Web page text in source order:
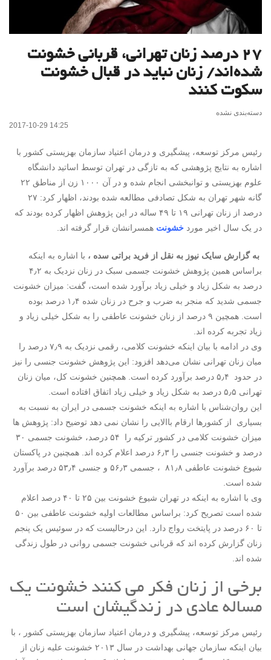
۲۷ درصد زنان تهرانی، قربانی خشونت
شده‌اند/ زنان نباید در قبال خشونت
سکوت کنند
دسته‌بندی نشده
2017-10-29 14:25
رئیس مرکز توسعه، پیشگیری و درمان اعتیاد سازمان بهزیستی کشور با
اشاره به نتایج پژوهشی که به تازگی در تهران توسط اساتید دانشگاه
علوم بهزیستی و توانبخشی انجام شده و در آن ۱۰۰۰ زن از مناطق ۲۲
گانه شهر تهران به شکل تصادفی مطالعه شده بودند، اظهار کرد: ۲۷
درصد از زنان تهرانی ۱۹ تا ۴۹ ساله در این پژوهش اظهار کرده بودند که
در یک سال اخیر مورد خشونت همسرانشان قرار گرفته اند.
به گزارش سایک نیوز به نقل از فرید براتی سده ، با اشاره به اینکه
براساس همین پژوهش خشونت جسمی سبک در زنان نزدیک به ۴٫۲
درصد به شکل زیاد و خیلی زیاد برآورد شده است، گفت: میزان خشونت
جسمی شدید که منجر به ضرب و جرح در زنان شده ۱٫۴ درصد بوده
است. همچین ۹ درصد از زنان خشونت عاطفی را به شکل خیلی زیاد و
زیاد تجربه کرده اند.
وی در ادامه با بیان اینکه خشونت کلامی، رقمی نزدیک به ۷٫۹ درصد را
میان زنان تهرانی نشان می‌دهد افزود: این پژوهش خشونت جنسی را نیز
در حدود ۵٫۴ درصد برآورد کرده است. همچنین خشونت کل، میان زنان
تهرانی ۵٫۵ درصد به شکل زیاد و خیلی زیاد اتفاق افتاده است.
این روان‌شناس با اشاره به اینکه خشونت جسمی در ایران به نسبت به
بسیاری از کشورها ارقام باالایی را نشان نمی دهد توضیح داد: پژوهش ها
میزان خشونت کلامی در کشور ترکیه را ۵۴ درصد، خشونت جسمی ۳۰
درصد و خشونت جنسی را ۶٫۳ درصد اعلام کرده اند. همچنین در پاکستان
شیوع خشونت عاطفی ۸۱٫۸ ، جسمی ۵۶٫۳ و جنسی ۵۳٫۴ درصد برآورد
شده است.
وی با اشاره به اینکه در تهران شیوع خشونت بین ۲۵ تا ۴۰ درصد اعلام
شده است تصریح کرد: براساس مطالعات اولیه خشونت عاطفی بین ۵۰
تا ۶۰ درصد در پایتخت رواج دارد. این درحالیست که در سوئیس یک پنجم
زنان گزارش کرده اند که قربانی خشونت جسمی روانی در طول زندگی
شده اند.
برخی از زنان فکر می کنند خشونت یک
مساله عادی در زندگیشان است
رئیس مرکز توسعه، پیشگیری و درمان اعتیاد سازمان بهزیستی کشور ، با
بیان اینکه سازمان جهانی بهداشت در سال ۲۰۱۳ خشونت علیه زنان از